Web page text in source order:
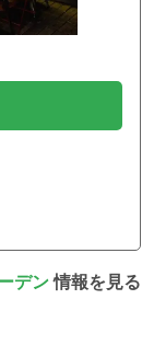
デン情報を見る